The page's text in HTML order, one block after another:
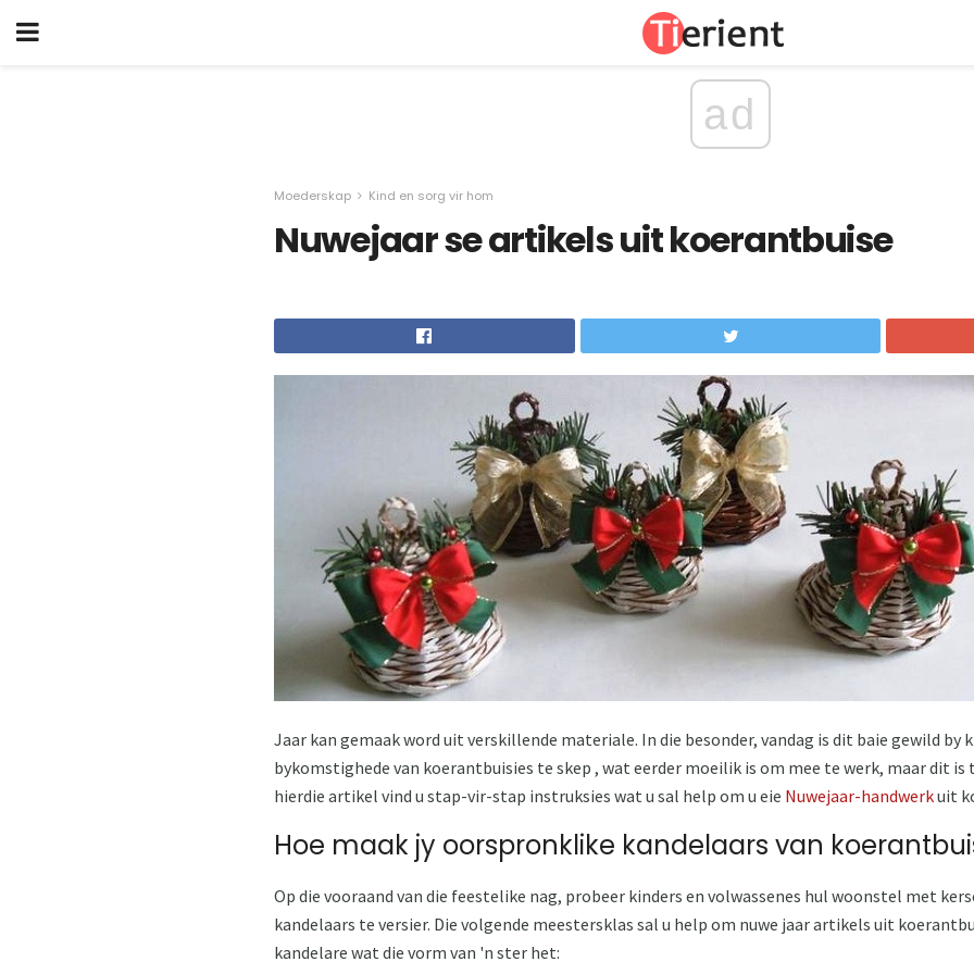
ad
Moederskap Kind en sorg vir hom
Nuwejaar se artikels uit koerantbuise
Jaar kan gemaak word uit verskillende materiale. In die besonder, vandag is dit baie gewild by
bykomstighede van koerantbuisies te skep , wat eerder moeilik is om mee te werk, maar dit
hierdie artikel vind u stap-vir-stap instruksies wat u sal help om u eie Nuwejaar-handwerkuit
Hoe maak jy oorspronklike kandelaars van
Op die vooraand van die feestelike nag, probeer kinders en volwassenes hul woonstel met
kandelaars te versier. Die volgende meestersklas sal u help om nuwe jaar artikels uit
kandelare wat die vorm van 'n ster het: